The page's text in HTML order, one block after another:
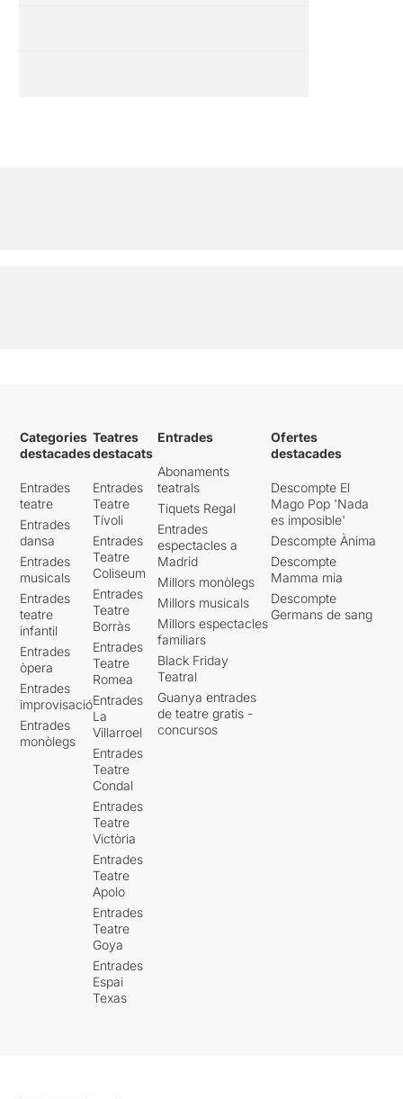
Categories
destacades
Entrades
teatre
Entrades
dansa
Entrades
musicals
Entrades
teatre
infantil
Entrades
òpera
Entrades
improvisació
Entrades
monòlegs
Teatres
destacats
Entrades
Teatre
Tívoli
Entrades
Teatre
Coliseum
Entrades
Teatre
Borràs
Entrades
Teatre
Romea
Entrades
La
Villarroel
Entrades
Teatre
Condal
Entrades
Teatre
Victòria
Entrades
Teatre
Apolo
Entrades
Teatre
Goya
Entrades
Espai
Texas
Entrades
Abonaments
teatrals
Tiquets Regal
Entrades
espectacles a
Madrid
Millors monòlegs
Millors musicals
Millors espectacles
familiars
Black Friday
Teatral
Guanya entrades
de teatre gratis -
concursos
Ofertes
destacades
Descompte El
Mago Pop 'Nada
es imposible'
Descompte Ànima
Descompte
Mamma mia
Descompte
Germans de sang